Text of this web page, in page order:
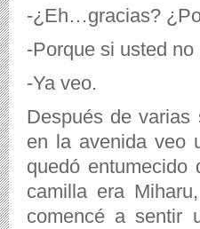
-¿Eh…gracias?
-Porque si usted
-Ya veo.
Después de
en la avenida veo
quedó
camilla era
comencé a sentir